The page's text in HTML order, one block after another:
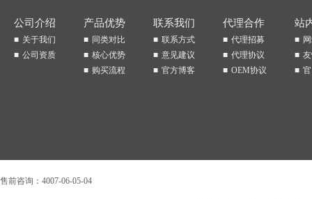
公司介绍
关于我们
公司资质
产品优势
同类对比
核心优势
购买流程
联系我们
联系方式
意见建议
官方博客
代理合作
代理招募
代理协议
OEM协议
站
售前咨询：4007-06-05-04